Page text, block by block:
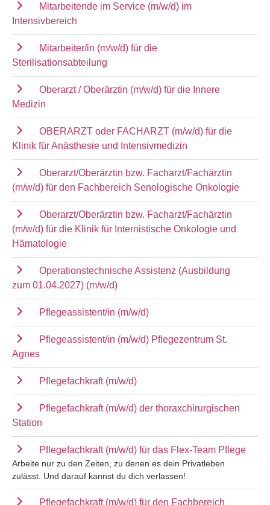
Mitarbeitende im Service (m/w/d) im
Intensivbereich
Mitarbeiter/in (m/w/d) für die
Sterilisationsabteilung
Oberarzt / Oberärztin (m/w/d) für die Innere
Medizin
OBERARZT oder FACHARZT (m/w/d) für die
Klinik für Anästhesie und Intensivmedizin
Oberarzt/Oberärztin bzw. Facharzt/Fachärztin
(m/w/d) für den Fachbereich Senologische Onkologie
Oberarzt/Oberärztin bzw. Facharzt/Fachärztin
(m/w/d) für die Klinik für Internistische Onkologie und
Hämatologie
Operationstechnische Assistenz (Ausbildung
zum 01.04.2027) (m/w/d)
Pflegeassistent/in (m/w/d)
Pflegeassistent/in (m/w/d) Pflegezentrum St.
Agnes
Pflegefachkraft (m/w/d)
Pflegefachkraft (m/w/d) der thoraxchirurgischen
Station
Pflegefachkraft (m/w/d) für das Flex-Team Pflege
Arbeite nur zu den Zeiten, zu denen es dein Privatleben
zulässt. Und darauf kannst du dich verlassen!
Pflegefachkraft (m/w/d) für den Fachbereich